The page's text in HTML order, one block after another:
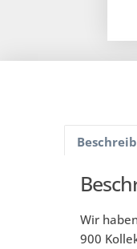
Wir
900